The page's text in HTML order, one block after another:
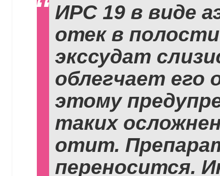
ИРС 19 в виде
отек в
экссудат
облегчает его
этому
таких
отит.
переносится.